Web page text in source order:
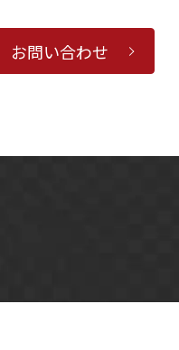
お問い合わせ